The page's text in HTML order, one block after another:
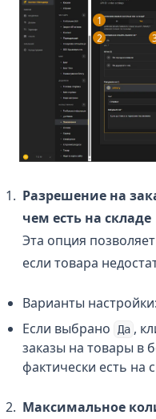
1
2
Разрешение на
чем есть на складе
Эта опция
если товара
Варианты настройки:
Если выбрано
Да ,
заказы на товары в
фактически есть на
Максимальное